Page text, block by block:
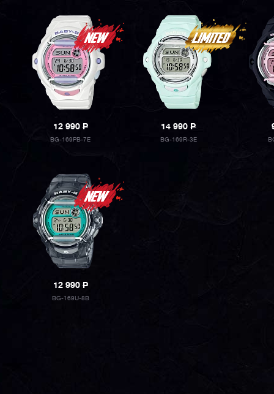
12 990P
BG-169PB-7E
14 990P
BG-169R-3E
12 990P
BG-169U-8B